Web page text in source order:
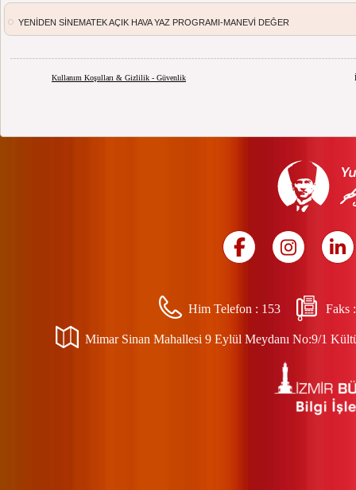
YENİDEN SİNEMATEK AÇIK HAVA YAZ PROGRAMI-MANEVİ DEĞER
Kullanım Koşulları & Gizlilik - Güvenlik
Him Telefon : 153 Faks
Mimar Sinan Mahallesi 9 Eylül Meydanı No:9/1